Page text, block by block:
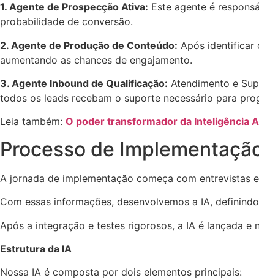
1. Agente de Prospecção Ativa: Este agente é
probabilidade de conversão.
2. Agente de Produção de Conteúdo: Após identificar
aumentando as chances de engajamento.
3. Agente Inbound de Qualificação: Atendimento e
todos os leads recebam o suporte necessário para
Leia também: O poder transformador da Inteligência
Processo de
A jornada de implementação começa com entrevistas
Com essas informações, desenvolvemos a IA,
Após a integração e testes rigorosos, a IA é lançada
Estrutura da IA
Nossa IA é composta por dois elementos principais: